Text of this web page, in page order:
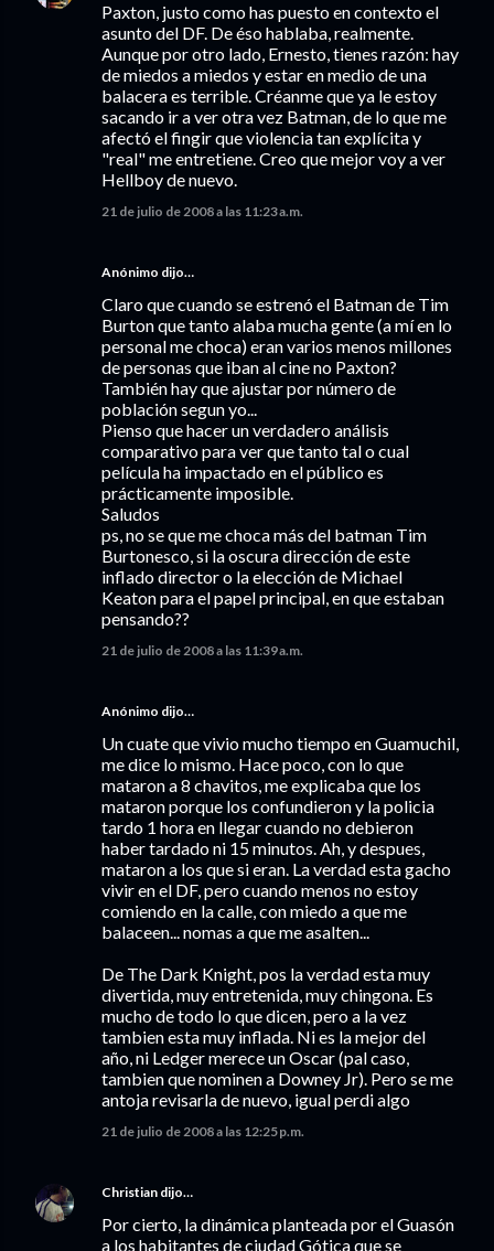
Paxton, justo como has puesto en contexto el
asunto del DF. De éso hablaba, realmente.
Aunque por otro lado, Ernesto, tienes razón: hay
de miedos a miedos y estar en medio de una
balacera es terrible. Créanme que ya le estoy
sacando ir a ver otra vez Batman, de lo que me
afectó el fingir que violencia tan explícita y
"real" me entretiene. Creo que mejor voy a ver
Hellboy de nuevo.
21 de julio de 2008 a las 11:23 a.m.
Anónimo dijo…
Claro que cuando se estrenó el Batman de Tim
Burton que tanto alaba mucha gente (a mí en lo
personal me choca) eran varios menos millones
de personas que iban al cine no Paxton?
También hay que ajustar por número de
población segun yo...
Pienso que hacer un verdadero análisis
comparativo para ver que tanto tal o cual
película ha impactado en el público es
prácticamente imposible.
Saludos
ps, no se que me choca más del batman Tim
Burtonesco, si la oscura dirección de este
inflado director o la elección de Michael
Keaton para el papel principal, en que estaban
pensando??
21 de julio de 2008 a las 11:39 a.m.
Anónimo dijo…
Un cuate que vivio mucho tiempo en Guamuchil,
me dice lo mismo. Hace poco, con lo que
mataron a 8 chavitos, me explicaba que los
mataron porque los confundieron y la policia
tardo 1 hora en llegar cuando no debieron
haber tardado ni 15 minutos. Ah, y despues,
mataron a los que si eran. La verdad esta gacho
vivir en el DF, pero cuando menos no estoy
comiendo en la calle, con miedo a que me
balaceen... nomas a que me asalten...
De The Dark Knight, pos la verdad esta muy
divertida, muy entretenida, muy chingona. Es
mucho de todo lo que dicen, pero a la vez
tambien esta muy inflada. Ni es la mejor del
año, ni Ledger merece un Oscar (pal caso,
tambien que nominen a Downey Jr). Pero se me
antoja revisarla de nuevo, igual perdi algo
21 de julio de 2008 a las 12:25 p.m.
Christian dijo…
Por cierto, la dinámica planteada por el Guasón
a los habitantes de ciudad Gótica que se